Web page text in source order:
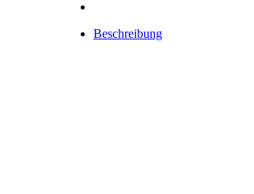
Beschreibung